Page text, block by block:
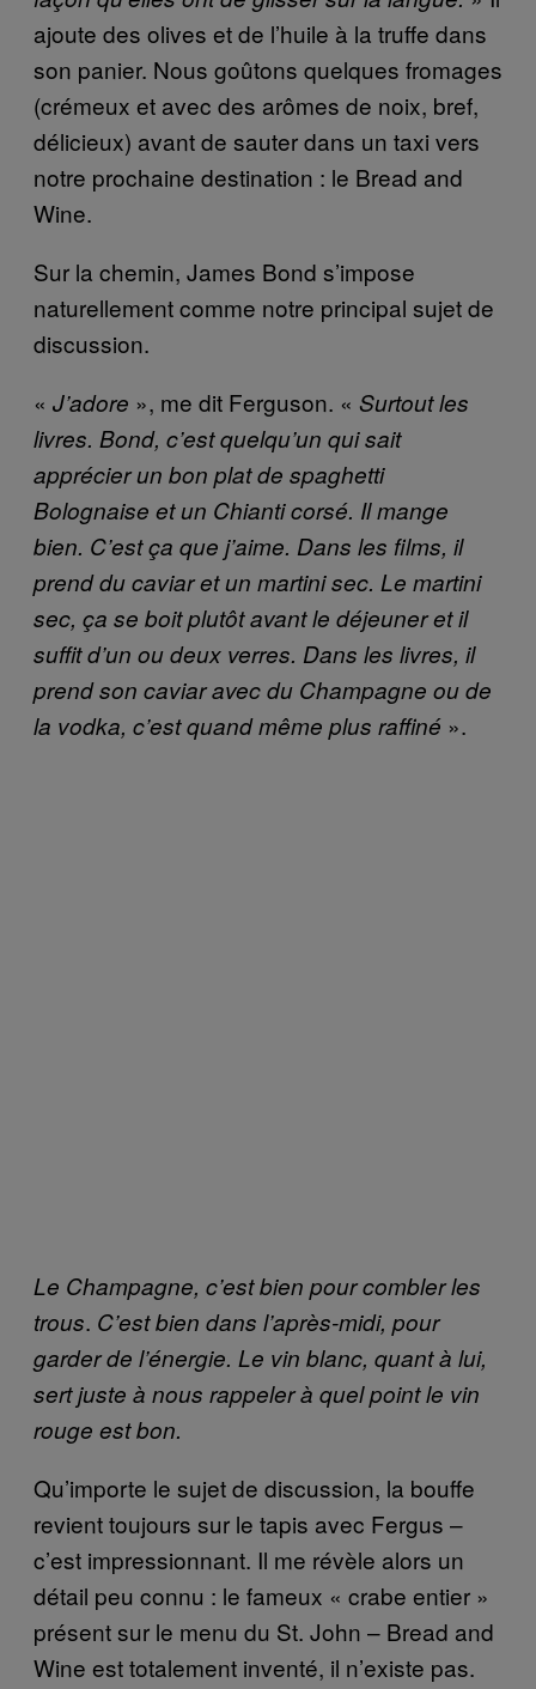
ajoute des olives et de l’huile à la truffe dans
son panier. Nous goûtons quelques fromages
(crémeux et avec des arômes de noix, bref,
délicieux) avant de sauter dans un taxi vers
notre prochaine destination : le Bread and
Wine.
Sur la chemin, James Bond s’impose
naturellement comme notre principal sujet de
discussion.
« J’adore », me dit Ferguson. « Surtout les
livres. Bond, c’est quelqu’un qui sait
apprécier un bon plat de spaghetti
Bolognaise et un Chianti corsé. Il mange
bien. C’est ça que j’aime. Dans les films, il
prend du caviar et un martini sec. Le martini
sec, ça se boit plutôt avant le déjeuner et il
suffit d’un ou deux verres. Dans les livres, il
prend son caviar avec du Champagne ou de
la vodka, c’est quand même plus raffiné ».
Le Champagne, c’est bien pour combler les
trous. C’est bien dans l’après-midi, pour
garder de l’énergie. Le vin blanc, quant à lui,
sert juste à nous rappeler à quel point le vin
rouge est bon.
Qu’importe le sujet de discussion, la bouffe
revient toujours sur le tapis avec Fergus –
c’est impressionnant. Il me révèle alors un
détail peu connu : le fameux « crabe entier »
présent sur le menu du St. John – Bread and
Wine est totalement inventé, il n’existe pas.